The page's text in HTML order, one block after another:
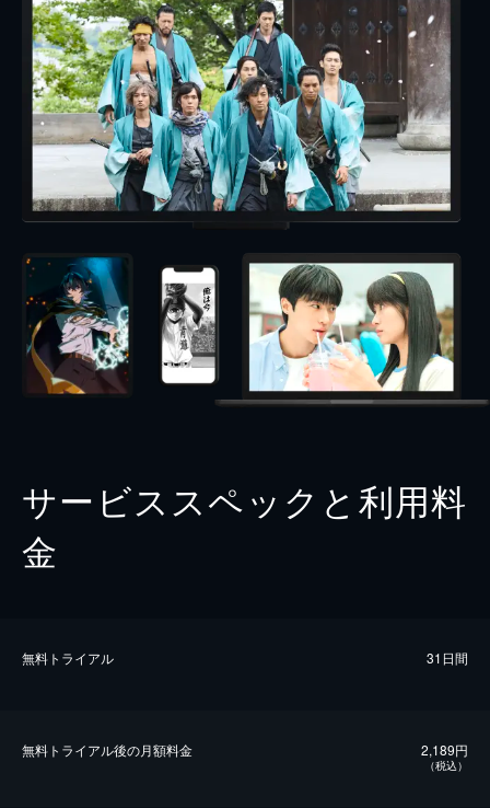
サービススペックと利用料
金
無料トライアル 31日間
無料トライアル後の⽉額料金 2,189円
（税込）